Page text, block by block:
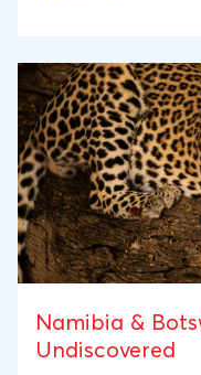
doorkruist het land
betrekking tot de
passen wij dit graag
Namibia &
Undiscovered